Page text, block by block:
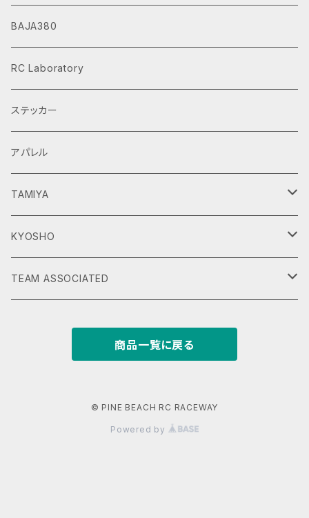
BAJA380
RC Laboratory
ステッカー
アパレル
TAMIYA
DT-02
DT-03
KYOSHO
Scorpion
TEAM ASSOCIATED
RC10 CLASSIC VINTAGE SERIES
商品一覧に戻る
© PINE BEACH RC RACEWAY
Powered by